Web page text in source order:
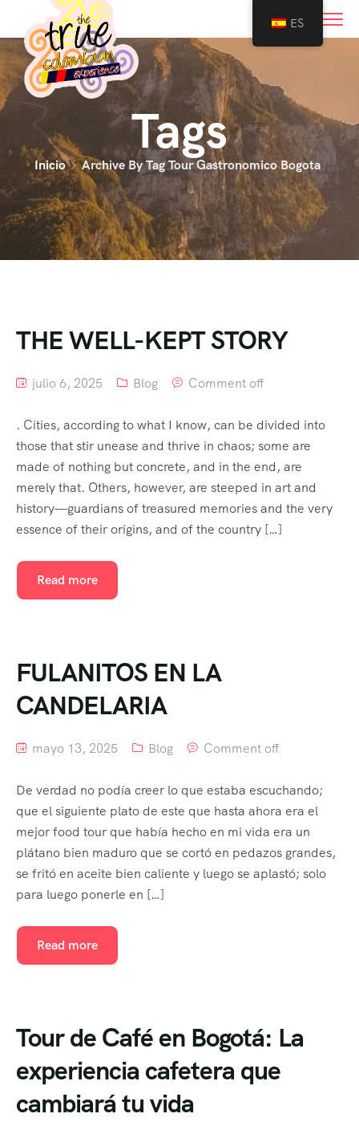
Tags
Inicio Archive By Tag Tour Gastronomico Bogota
THE WELL-KEPT STORY
julio 6, 2025 Blog Comment off
. Cities, according to what I know, can be divided into
those that stir unease and thrive in chaos; some are
made of nothing but concrete, and in the end, are
merely that. Others, however, are steeped in art and
history—guardians of treasured memories and the very
essence of their origins, and of the country […]
Read more
FULANITOS EN LA
CANDELARIA
mayo 13, 2025 Blog Comment off
De verdad no podía creer lo que estaba escuchando;
que el siguiente plato de este que hasta ahora era el
mejor food tour que había hecho en mi vida era un
plátano bien maduro que se cortó en pedazos grandes,
se fritó en aceite bien caliente y luego se aplastó; solo
para luego ponerle en […]
Read more
Tour de Café en Bogotá: La
experiencia cafetera que
cambiará tu vida
ES